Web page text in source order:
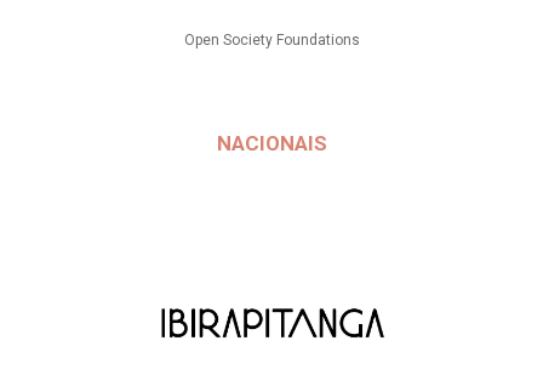
Open Society Foundations
NACIONAIS